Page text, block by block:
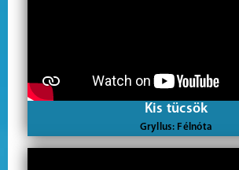
Kis tücsök
Gryllus: Félnóta